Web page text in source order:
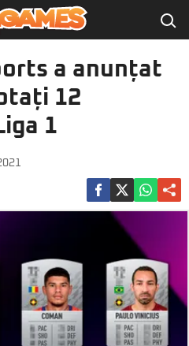
a anunțat
12
1